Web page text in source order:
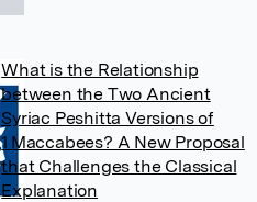
What is the Relationship
between the Two Ancient
Syriac Peshitta Versions of
1 Maccabees? A New Proposal
that Challenges the Classical
Explanation